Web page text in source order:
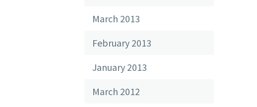
March 2013
February 2013
January 2013
March 2012